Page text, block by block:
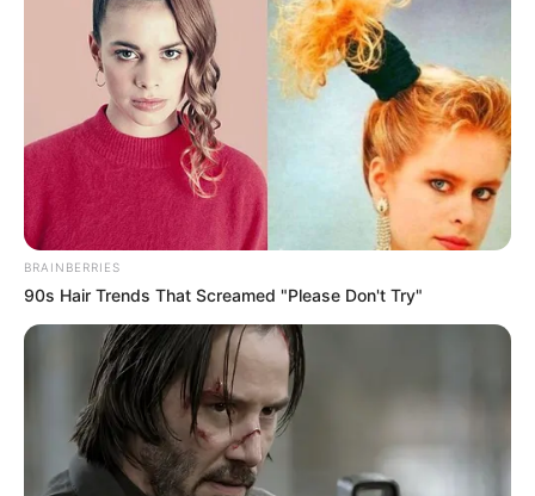
szerelmeként tervezte a jövőt, ám eljegyzésük után
pár hónappal a kapcsolatnak vége szakadt.
Akkor úgy tűnt, a 34 éves celeb jó időre bezárja a
szívét, és minden szabadidejét a kisfiának szenteli.
Így is történt, de a szívnek nem lehet parancsolni: a
Blikk információi szerint Szabó Zsófi mert újra
nyitni és egy ideje újra közel engedett magához
BRAINBERRIES
90s Hair Trends That Screamed "Please Don't Try"